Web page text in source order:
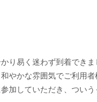
り易く迷わず到着できま
やかな雰囲気でご利用
加していただき、つい